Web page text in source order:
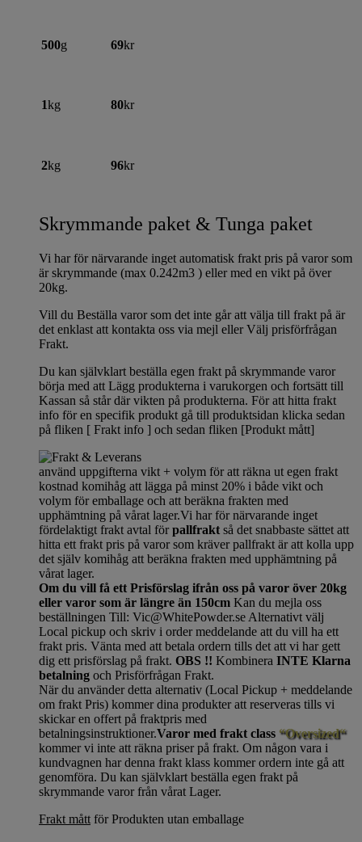
500g 69kr
1kg 80kr
2kg 96kr
Skrymmande paket & Tunga paket
Vi har för närvarande inget automatisk frakt pris på varor som
är skrymmande (max 0.242m3 ) eller med en vikt på över
20kg.
Vill du Beställa varor som det inte går att välja till frakt på är
det enklast att kontakta oss via mejl eller Välj prisförfrågan
Frakt.
Du kan självklart beställa egen frakt på skrymmande varor
börja med att Lägg produkterna i varukorgen och fortsätt till
Kassan så står där vikten på produkterna. För att hitta frakt
info för en specifik produkt gå till produktsidan klicka sedan
på fliken [ Frakt info ] och sedan fliken [Produkt mått]
använd uppgifterna vikt + volym för att räkna ut egen frakt
kostnad komihåg att lägga på minst 20% i både vikt och
volym för emballage och att beräkna frakten med
upphämtning på vårat lager.Vi har för närvarande inget
fördelaktigt frakt avtal förpallfrakt så det snabbaste sättet att
hitta ett frakt pris på varor som kräver pallfrakt är att kolla upp
det själv komihåg att beräkna frakten med upphämtning på
vårat lager.
Om du vill få ett Prisförslag ifrån oss på varor över 20kg
eller varor som är längre än 150cm Kan du mejla oss
beställningen Till: Vic@WhitePowder.se Alternativt välj
Local pickup och skriv i order meddelande att du vill ha ett
frakt pris. Vänta med att betala ordern tills det att vi har gett
dig ett prisförslag på frakt. OBS !! Kombinera INTE Klarna
betalning och Prisförfrågan Frakt.
När du använder detta alternativ (Local Pickup + meddelande
om frakt Pris) kommer dina produkter att reserveras tills vi
skickar en offert på fraktpris med
betalningsinstruktioner.Varor med frakt class “Oversized“
kommer vi inte att räkna priser på frakt. Om någon vara i
kundvagnen har denna frakt klass kommer ordern inte gå att
genomföra. Du kan självklart beställa egen frakt på
skrymmande varor från vårat Lager.
Frakt mått för Produkten utan emballage